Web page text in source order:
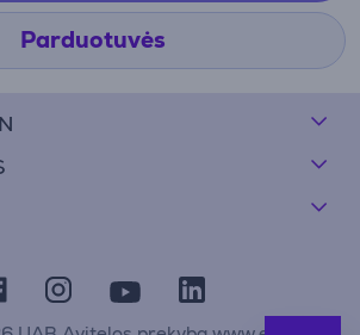
Parduotuvės